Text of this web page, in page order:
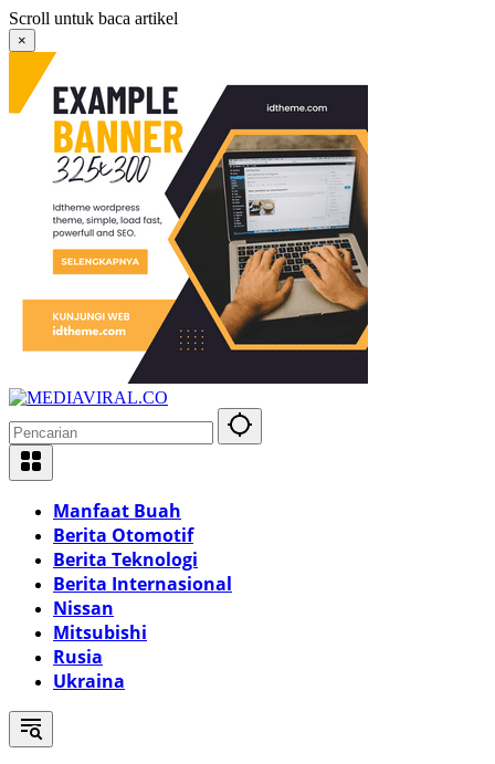
Langsung
ke
konten
Scroll untuk baca artikel
×
Manfaat Buah
Berita Otomotif
Berita Teknologi
Berita Internasional
Nissan
Mitsubishi
Rusia
Ukraina